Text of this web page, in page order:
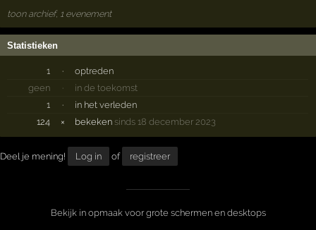
toon archief, 1 evenement
Statistieken
1 ·
optreden
geen
·
in de toekomst
1
·
in het verleden
124
× bekeken sinds 18 december 2023
Deel je mening! Log in of registreer
Bekijk in opmaak voor grote schermen en desktops